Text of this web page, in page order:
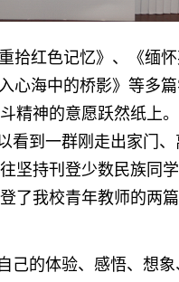
拾红色记忆》、《缅
心海中的桥影》等多
精神的意愿跃然纸上
看到一群刚走出家门
坚持刊登少数民族同
了我校青年教师的两
己的体验、感悟、想象